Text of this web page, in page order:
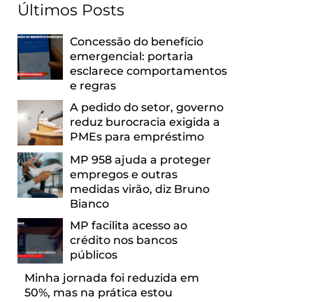
Últimos Posts
Concessão do benefício
emergencial: portaria
esclarece comportamentos
e regras
A pedido do setor, governo
reduz burocracia exigida a
PMEs para empréstimo
MP 958 ajuda a proteger
empregos e outras
medidas virão, diz Bruno
Bianco
MP facilita acesso ao
crédito nos bancos
públicos
Minha jornada foi reduzida em
50%, mas na prática estou